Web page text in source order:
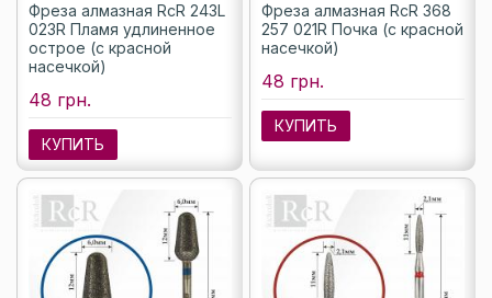
Фреза алмазная RcR 243L
023R Пламя удлиненное
острое (с красной
насечкой)
48 грн.
КУПИТЬ
Фреза алмазная RcR 368
257 021R Почка (с красной
насечкой)
48 грн.
КУПИТЬ